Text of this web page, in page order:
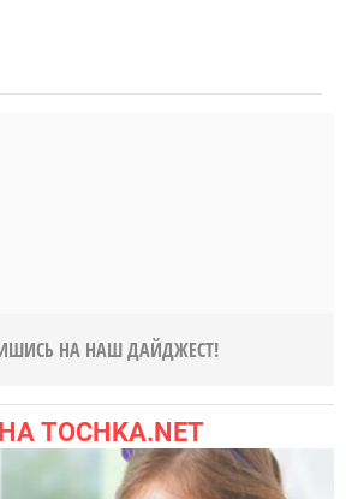
НА НАШ ДАЙДЖЕСТ!
TOCHKA.NET